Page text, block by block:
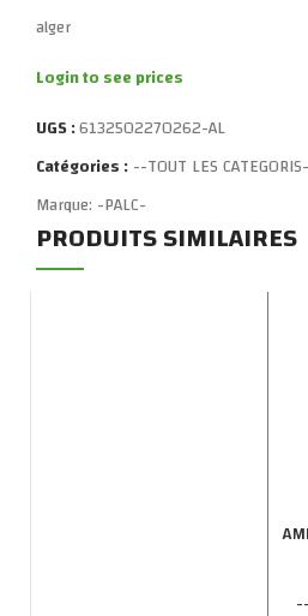
alger
Login to see prices
UGS :6132502270262-AL
Catégories :--TOUT LES
Marque: -PALC-
PRODUITS SIMILAIRES